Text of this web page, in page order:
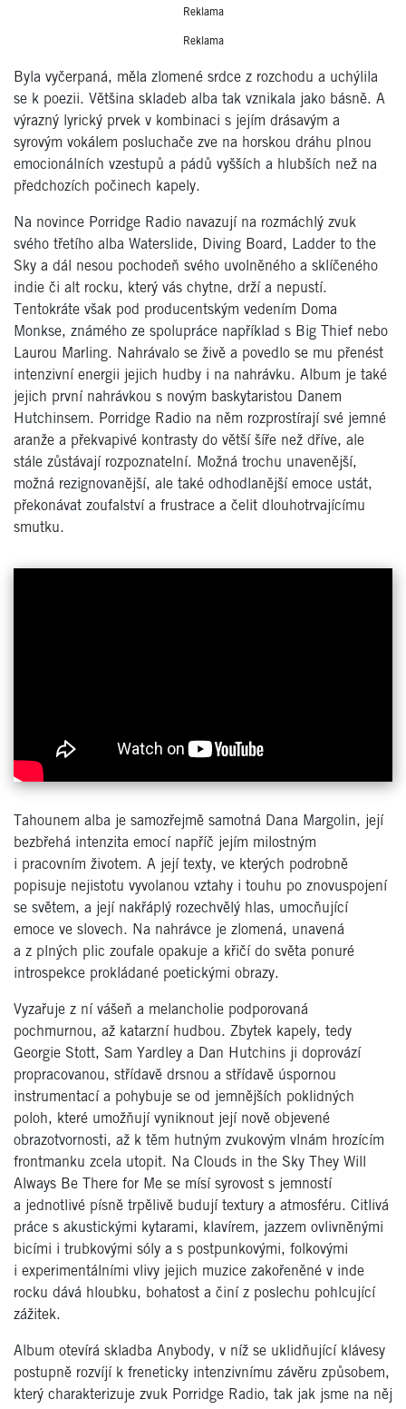
Reklama
Reklama
Byla vyčerpaná, měla zlomené srdce z rozchodu a uchýlila
se k poezii. Většina skladeb alba tak vznikala jako básně. A
výrazný lyrický prvek v kombinaci s jejím drásavým a
syrovým vokálem posluchače zve na horskou dráhu plnou
emocionálních vzestupů a pádů vyšších a hlubších než na
předchozích počinech kapely.
Na novince Porridge Radio navazují na rozmáchlý zvuk
svého třetího alba Waterslide, Diving Board, Ladder to the
Sky a dál nesou pochodeň svého uvolněného a sklíčeného
indie či alt rocku, který vás chytne, drží a nepustí.
Tentokráte však pod producentským vedením Doma
Monkse, známého ze spolupráce například s Big Thief nebo
Laurou Marling. Nahrávalo se živě a povedlo se mu přenést
intenzivní energii jejich hudby i na nahrávku. Album je také
jejich první nahrávkou s novým baskytaristou Danem
Hutchinsem. Porridge Radio na něm rozprostírají své jemné
aranže a překvapivé kontrasty do větší šíře než dříve, ale
stále zůstávají rozpoznatelní. Možná trochu unavenější,
možná rezignovanější, ale také odhodlanější emoce ustát,
překonávat zoufalství a frustrace a čelit dlouhotrvajícímu
smutku.
Tahounem alba je samozřejmě samotná Dana Margolin, její
bezbřehá intenzita emocí napříč jejím milostným
i pracovním životem. A její texty, ve kterých podrobně
popisuje nejistotu vyvolanou vztahy i touhu po znovuspojení
se světem, a její nakřáplý rozechvělý hlas, umocňující
emoce ve slovech. Na nahrávce je zlomená, unavená
a z plných plic zoufale opakuje a křičí do světa ponuré
introspekce prokládané poetickými obrazy.
Vyzařuje z ní vášeň a melancholie podporovaná
pochmurnou, až katarzní hudbou. Zbytek kapely, tedy
Georgie Stott, Sam Yardley a Dan Hutchins ji doprovází
propracovanou, střídavě drsnou a střídavě úspornou
instrumentací a pohybuje se od jemnějších poklidných
poloh, které umožňují vyniknout její nově objevené
obrazotvornosti, až k těm hutným zvukovým vlnám hrozícím
frontmanku zcela utopit. Na Clouds in the Sky They Will
Always Be There for Me se mísí syrovost s jemností
a jednotlivé písně trpělivě budují textury a atmosféru. Citlivá
práce s akustickými kytarami, klavírem, jazzem ovlivněnými
bicími i trubkovými sóly a s postpunkovými, folkovými
i experimentálními vlivy jejich muzice zakořeněné v inde
rocku dává hloubku, bohatost a činí z poslechu pohlcující
zážitek.
Album otevírá skladba Anybody, v níž se uklidňující klávesy
postupně rozvíjí k freneticky intenzivnímu závěru způsobem,
který charakterizuje zvuk Porridge Radio, tak jak jsme na něj